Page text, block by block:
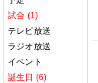
試合 (1)
テレビ放送
ラジオ放送
イベント
誕生日 (6)